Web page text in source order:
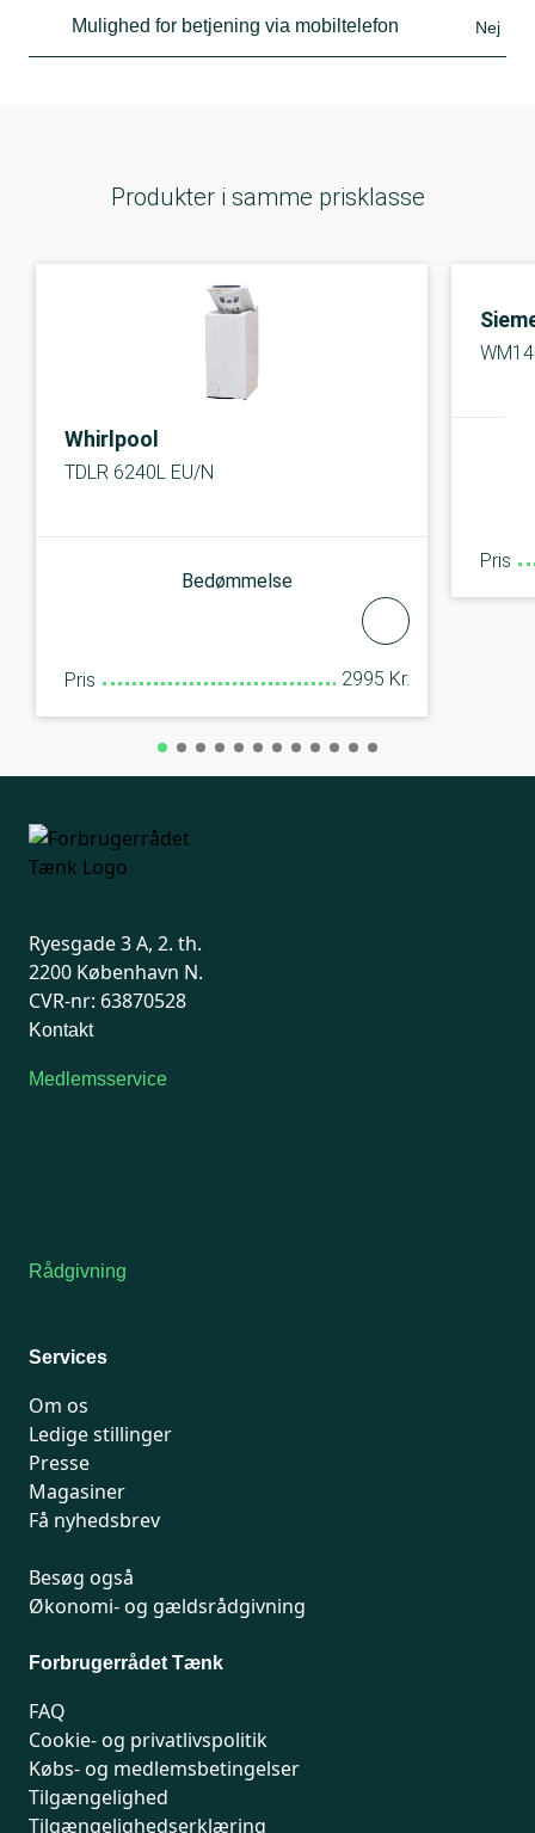
Mulighed for betjening via mobiltelefon Nej
Produkter i samme prisklasse
Whirlpool
TDLR 6240L EU/N
Bedømmelse
Pris 2995 Kr.
Pris
Ryesgade 3 A, 2. th.
2200 København N.
CVR-nr: 63870528
Kontakt
Medlemsservice
Rådgivning
Services
Om os
Ledige stillinger
Presse
Magasiner
Få nyhedsbrev
Besøg også
Økonomi- og gældsrådgivning
Forbrugerrådet Tænk
FAQ
Cookie- og privatlivspolitik
Købs- og medlemsbetingelser
Tilgængelighed
Tilgængelighedserklæring